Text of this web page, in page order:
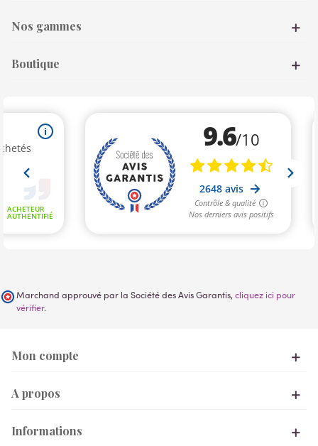
Nos gammes
Boutique
Marchand approuvé par la Société des Avis Garantis, cliquez ici pour
vérifier.
Mon compte
A propos
Informations